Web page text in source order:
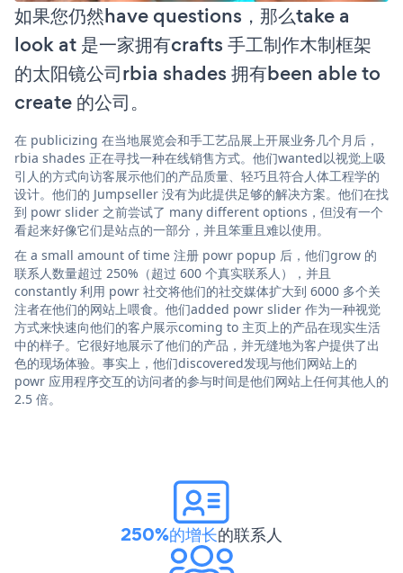
如果您仍然have questions，那么take a
look at 是一家拥有crafts 手工制作木制框架
的太阳镜公司rbia shades 拥有been able to
create 的公司。
在 publicizing 在当地展览会和手工艺品展上开展业务几个月后，
rbia shades 正在寻找一种在线销售方式。他们wanted以视觉上吸
引人的方式向访客展示他们的产品质量、轻巧且符合人体工程学的
设计。他们的 Jumpseller 没有为此提供足够的解决方案。他们在找
到 powr slider 之前尝试了 many different options，但没有一个
看起来好像它们是站点的一部分，并且笨重且难以使用。
在 a small amount of time 注册 powr popup 后，他们grow 的
联系人数量超过 250%（超过 600 个真实联系人），并且
constantly 利用 powr 社交将他们的社交媒体扩大到 6000 多个关
注者在他们的网站上喂食。他们added powr slider 作为一种视觉
方式来快速向他们的客户展示coming to 主页上的产品在现实生活
中的样子。它很好地展示了他们的产品，并无缝地为客户提供了出
色的现场体验。事实上，他们discovered发现与他们网站上的
powr 应用程序交互的访问者的参与时间是他们网站上任何其他人的
2.5 倍。
250%的增长的联系人